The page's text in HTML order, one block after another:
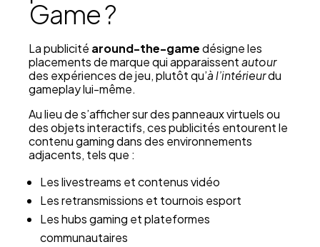
Game ?
La publicité around-the-gamedésigne les
placements de marque qui apparaissentautour
des expériences de jeu, plutôt qu’à l’intérieurdu
gameplay lui-même.
Au lieu de s’afficher sur des panneaux virtuels ou
des objets interactifs, ces publicités entourent le
contenu gaming dans des environnements
adjacents, tels que :
Les livestreams et contenus vidéo
Les retransmissions et tournois esport
Les hubs gaming et plateformes
communautaires